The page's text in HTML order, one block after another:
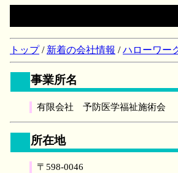
トップ/ 新着の会社情報 /ハローワー
事業所名
有限会社 予防医学福祉施術会
所在地
〒598-0046